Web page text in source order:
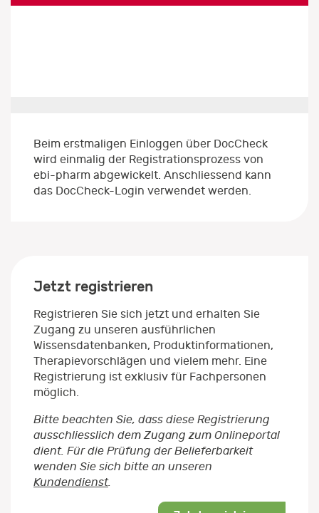
Beim erstmaligen Einloggen über DocCheck
wird einmalig der Registrationsprozess von
ebi-pharm abgewickelt. Anschliessend kann
das DocCheck-Login verwendet werden.
Jetzt registrieren
Registrieren Sie sich jetzt und erhalten Sie
Zugang zu unseren ausführlichen
Wissensdatenbanken, Produktinformationen,
Therapievorschlägen und vielem mehr. Eine
Registrierung ist exklusiv für Fachpersonen
möglich.
Bitte beachten Sie, dass diese Registrierung
ausschliesslich dem Zugang zum Onlineportal
dient. Für die Prüfung der Belieferbarkeit
wenden Sie sich bitte an unseren
Kundendienst.